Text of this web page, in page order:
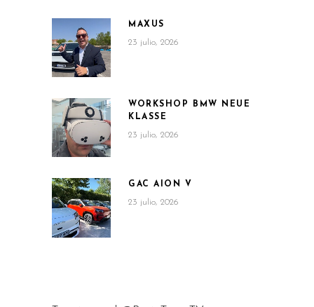
MAXUS
23 julio, 2026
WORKSHOP BMW NEUE
KLASSE
23 julio, 2026
GAC AION V
23 julio, 2026